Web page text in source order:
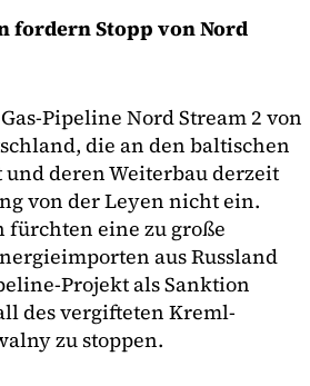
fordern Stopp von Nord
Pipeline Nord Stream 2 von
die an den baltischen
deren Weiterbau derzeit
von der Leyen nicht ein.
fürchten eine zu große
aus Russland
Projekt als Sanktion
des vergifteten Kreml-
zu stoppen.